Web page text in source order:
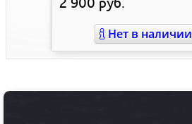
Нет в наличии